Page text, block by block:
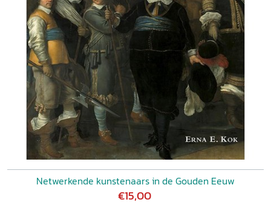
Netwerkende kunstenaars in de Gouden Eeuw
€15,00